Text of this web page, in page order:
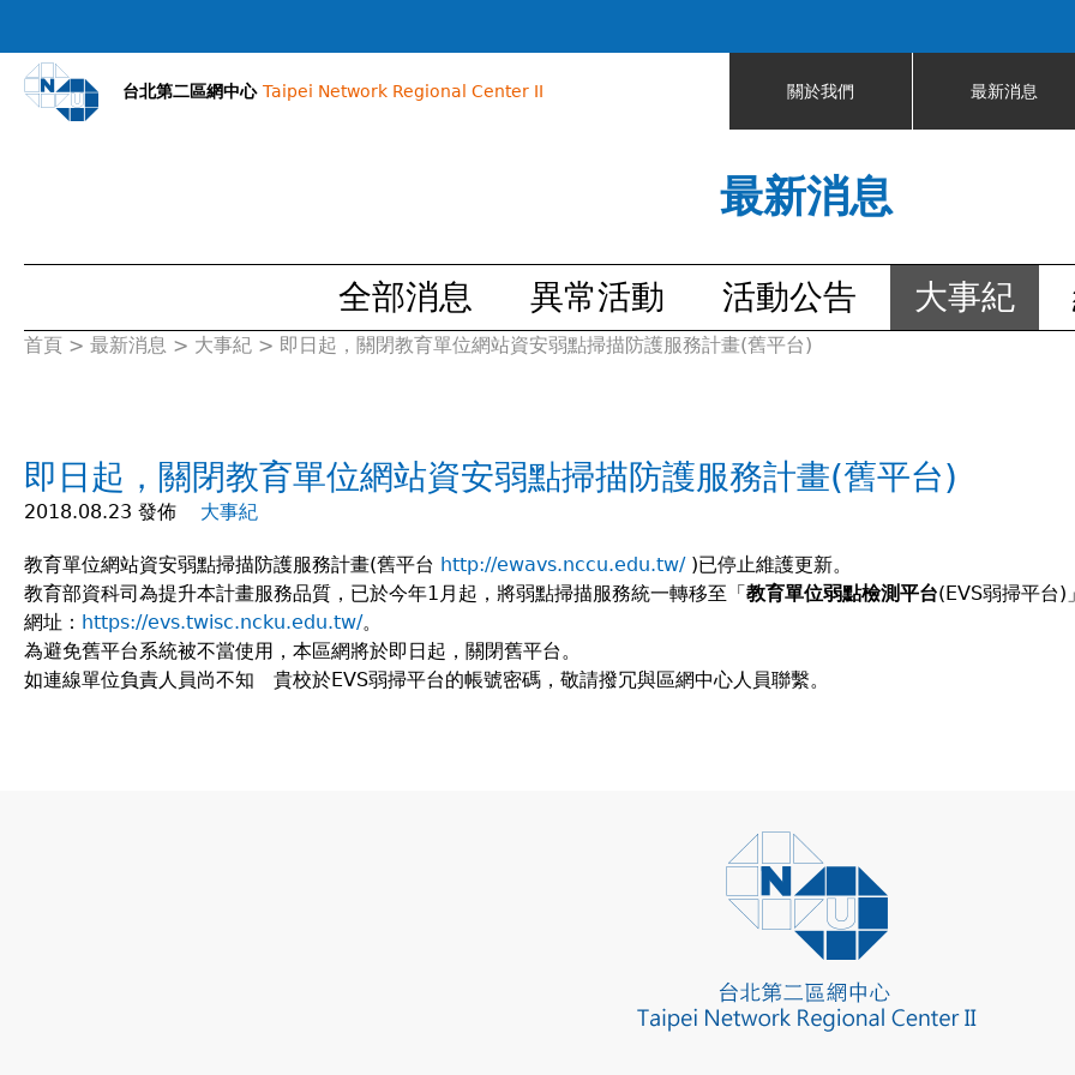
台北第二區網中心 Taipei Network Regional Center II 關於我們 最新消息
最新消息
全部消息 異常活動 活動公告 大事紀
您
這
首頁 > 最新消息 > 大事紀 > 即日起，關閉教育單位網站資安弱點掃描防護服務計畫(舊平台)
即日起，關閉教育單位網站資安弱點掃描防護服務計畫(舊平台)
2018.08.23 發佈 大事紀
教育單位網站資安弱點掃描防護服務計畫(舊平台 http://ewavs.nccu.edu.tw/)已停止維護更新。
教育部資科司為提升本計畫服務品質，已於今年1月起，將弱點掃描服務統一轉移至「教育單位弱點檢測平台(EVS弱掃平台)
網址： https://evs.twisc.ncku.edu.tw/。
為避免舊平台系統被不當使用，本區網將於即日起，關閉舊平台。
如連線單位負責人員尚不知 貴校於EVS弱掃平台的帳號密碼，敬請撥冗與區網中心人員聯繫。